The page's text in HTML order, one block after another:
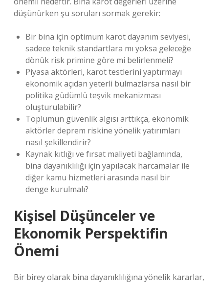
düşünürken şu soruları sormak gerekir:
Bir bina için optimum karot dayanım seviyesi,
sadece teknik standartlara mı yoksa geleceğe
dönük risk primine göre mi belirlenmeli?
Piyasa aktörleri, karot testlerini yaptırmayı
ekonomik açıdan yeterli bulmazlarsa nasıl bir
politika güdümlü teşvik mekanizması
oluşturulabilir?
Toplumun güvenlik algısı arttıkça, ekonomik
aktörler deprem riskine yönelik yatırımları
nasıl şekillendirir?
Kaynak kıtlığı ve fırsat maliyeti bağlamında,
bina dayanıklılığı için yapılacak harcamalar ile
diğer kamu hizmetleri arasında nasıl bir
denge kurulmalı?
Kişisel Düşünceler ve
Ekonomik Perspektifin
Önemi
Bir birey olarak bina dayanıklılığına yönelik kararlar,